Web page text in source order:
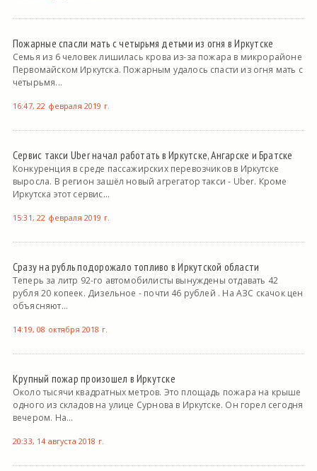
Пожарные спасли мать с четырьмя детьми из огня в Иркутске
Семья из 6 человек лишилась крова из-за пожара в микрорайоне
Первомайском Иркутска. Пожарным удалось спасти из огня мать с
четырьмя...
16:47, 22 февраля 2019 г.
Сервис такси Uber начал работать в Иркутске, Ангарске и Братске
Конкуренция в среде пассажирских перевозчиков в Иркутске
выросла. В регион зашёл новый агрегатор такси - Uber. Кроме
Иркутска этот сервис...
15:31, 22 февраля 2019 г.
Сразу на рубль подорожало топливо в Иркутской области
Теперь за литр 92-го автомобилисты вынуждены отдавать 42
рубля 20 копеек. Дизельное - почти 46 рублей . На АЗС скачок цен
объясняют...
14:19, 08 октября 2018 г.
Крупный пожар произошел в Иркутске
Около тысячи квадратных метров. Это площадь пожара на крыше
одного из складов на улице Сурнова в Иркутске. Он горел сегодня
вечером. На...
20:33, 14 августа 2018 г.